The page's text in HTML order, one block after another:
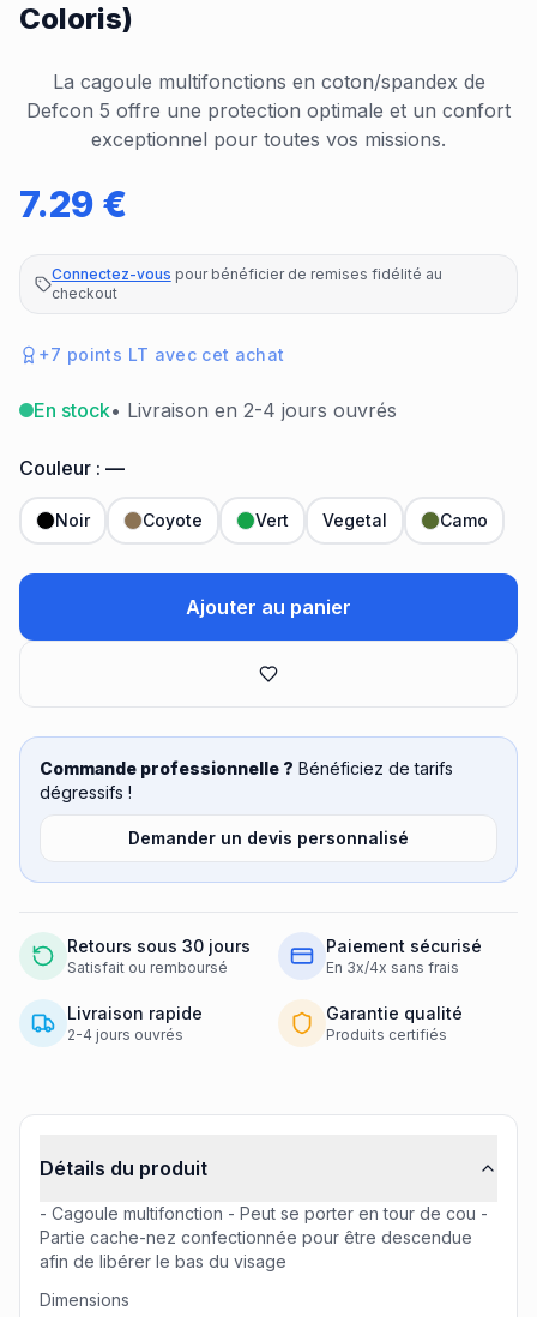
Coloris)
La cagoule multifonctions en coton/spandex de
Defcon 5 offre une protection optimale et un confort
exceptionnel pour toutes vos missions.
7.29 €
Connectez-vous pour bénéficier de remises fidélité au
checkout
+7 points LT avec cet achat
En stock• Livraison en 2-4 jours ouvrés
Couleur : —
Noir Coyote Vert Vegetal Camo
Ajouter au panier
Commande professionnelle ? Bénéficiez de tarifs
dégressifs !
Demander un devis personnalisé
Retours sous 30 jours
Satisfait ou remboursé
Paiement sécurisé
En 3x/4x sans frais
Livraison rapide
2-4 jours ouvrés
Garantie qualité
Produits certifiés
Détails du produit
- Cagoule multifonction - Peut se porter en tour de cou -
Partie cache-nez confectionnée pour être descendue
afin de libérer le bas du visage
Dimensions